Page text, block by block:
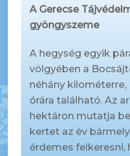
A Gerecse
gyöngyszeme
A hegység egyik
völgyében a
néhány
órára található. Az
hektáron mutatja
kertet az év
érdemes felkeresni,